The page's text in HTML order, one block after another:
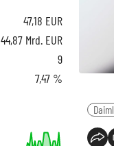
47,18 EUR
44,87 Mrd. EUR
9
7,47 %